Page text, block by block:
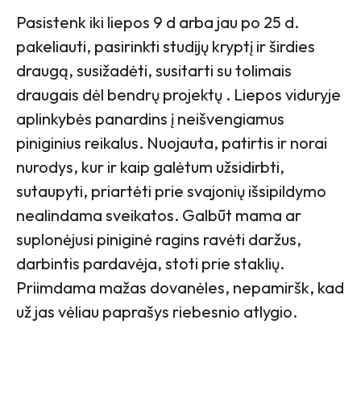
Pasistenk iki liepos 9 d arba jau po 25 d.
pakeliauti, pasirinkti studijų kryptį ir širdies
draugą, susižadėti, susitarti su tolimais
draugais dėl bendrų projektų . Liepos viduryje
aplinkybės panardins į neišvengiamus
piniginius reikalus. Nuojauta, patirtis ir norai
nurodys, kur ir kaip galėtum užsidirbti,
sutaupyti, priartėti prie svajonių išsipildymo
nealindama sveikatos. Galbūt mama ar
suplonėjusi piniginė ragins ravėti daržus,
darbintis pardavėja, stoti prie staklių.
Priimdama mažas dovanėles, nepamiršk, kad
už jas vėliau paprašys riebesnio atlygio.